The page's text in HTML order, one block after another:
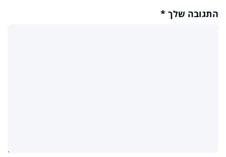
התגובה שלך *